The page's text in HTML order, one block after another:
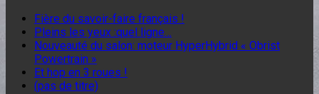
Fière du savoir-faire français !
Pleins les yeux :quel ligne…
Nouveauté du salon: moteur HyperHybrid « Obrist
Powertrain »
Et hop en 3 roues !
(pas de titre)